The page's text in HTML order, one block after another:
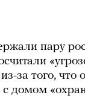
пару
за того, что
домом